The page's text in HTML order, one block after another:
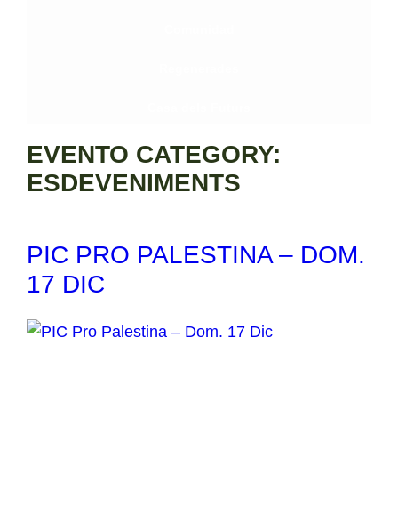
EVENTO CATEGORY:
ESDEVENIMENTS
PIC PRO PALESTINA – DOM.
17 DIC